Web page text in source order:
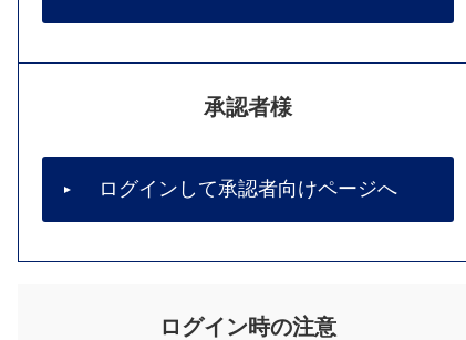
承認者様
ログインして承認者向けページへ
ログイン時の注意